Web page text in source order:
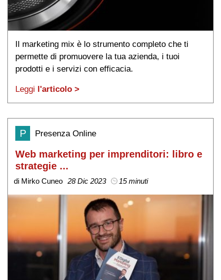
Il marketing mix è lo strumento completo che ti
permette di promuovere la tua azienda, i tuoi
prodotti e i servizi con efficacia.
Leggi l'articolo >
P Presenza Online
Web marketing per imprenditori: libro e
strategie ...
di Mirko Cuneo 28 Dic 2023 15 minuti